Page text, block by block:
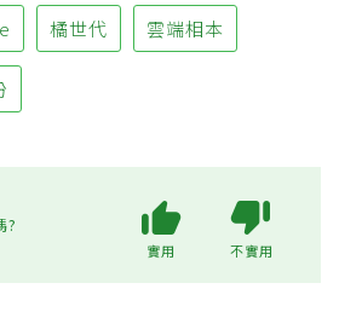
橘世代 雲端相本
?
實用 不實用